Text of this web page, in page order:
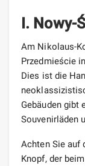
I. Nowy-
Am Nikolaus-
Przedmieście
Dies ist die
Gebäuden gibt
Souvenirläden
Achten Sie auf
Knopf, der